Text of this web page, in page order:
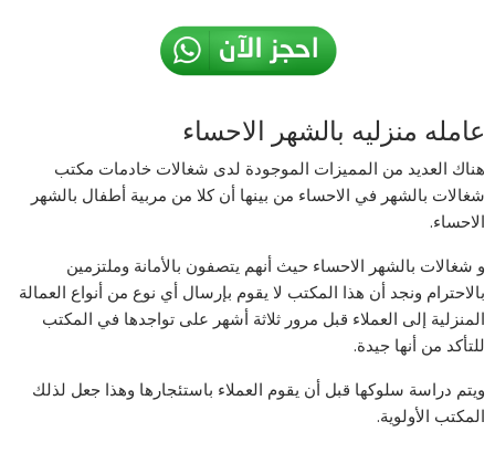
عامله منزليه بالشهر الاحساء
هناك العديد من المميزات الموجودة لدى شغالات خادمات مكتب
شغالات بالشهر في الاحساء من بينها أن كلا من مربية أطفال بالشهر
الاحساء.
و شغالات بالشهر الاحساء حيث أنهم يتصفون بالأمانة وملتزمين
بالاحترام ونجد أن هذا المكتب لا يقوم بإرسال أي نوع من أنواع العمالة
المنزلية إلى العملاء قبل مرور ثلاثة أشهر على تواجدها في المكتب
للتأكد من أنها جيدة.
ويتم دراسة سلوكها قبل أن يقوم العملاء باستئجارها وهذا جعل لذلك
المكتب الأولوية.